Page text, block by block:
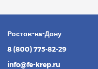
Ростов-на-Дону
8 (800) 775-82-29
info@fe-krep.ru